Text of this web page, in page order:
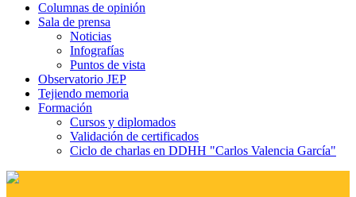
Columnas de opinión
Sala de prensa
Noticias
Infografías
Puntos de vista
Observatorio JEP
Tejiendo memoria
Formación
Cursos y diplomados
Validación de certificados
Ciclo de charlas en DDHH "Carlos Valencia García"